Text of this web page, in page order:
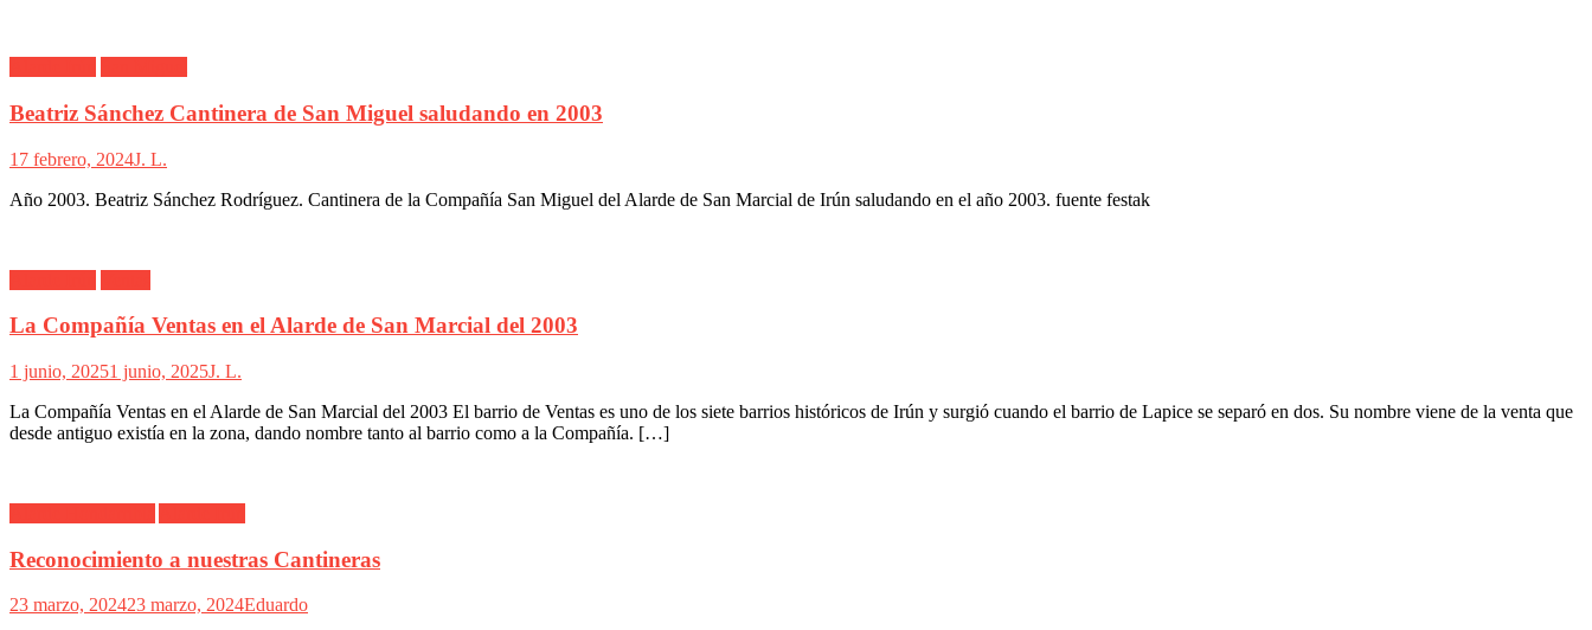
Beatriz Sánchez Cantinera de San Miguel saludando en 2003
17 febrero, 2024J. L.
Año 2003. Beatriz Sánchez Rodríguez. Cantinera de la Compañía San Miguel del Alarde de San Marcial de Irún saludando en el año 2003. fuente festak
La Compañía Ventas en el Alarde de San Marcial del 2003
1 junio, 20251 junio, 2025J. L.
La Compañía Ventas en el Alarde de San Marcial del 2003 El barrio de Ventas es uno de los siete barrios históricos de Irún y surgió cuando el barrio de Lapice se separó en dos. Su nombre viene de la venta que
desde antiguo existía en la zona, dando nombre tanto al barrio como a la Compañía. […]
Reconocimiento a nuestras Cantineras
23 marzo, 202423 marzo, 2024Eduardo